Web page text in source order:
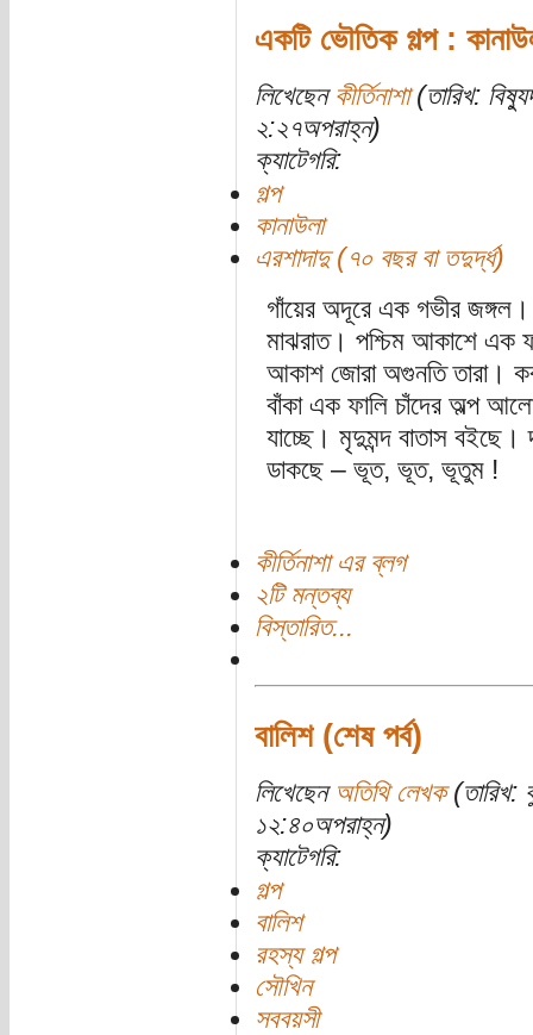
একটি ভৌতিক গল্প :
লিখেছেন কীর্তিনাশা(তারিখ:
২:২৭অপরাহ্ন)
ক্যাটেগরি:
গল্প
কানাউলা
এরশাদাদু (৭০ বছর বা তদুর্দ্ধ)
গাঁয়ের অদূরে এক গভীর
মাঝরাত। পশ্চিম আকাশে এক
আকাশ জোরা অগুনতি তারা।
বাঁকা এক ফালি চাঁদের অল্প
যাচ্ছে। মৃদুমন্দ বাতাস
ডাকছে – ভূত, ভূত, ভূতুম !
কীর্তিনাশা এর ব্লগ
২টি মন্তব্য
বিস্তারিত...
বালিশ (শেষ পর্ব)
লিখেছেন অতিথি লেখক(তারিখ:
১২:৪০অপরাহ্ন)
ক্যাটেগরি:
গল্প
বালিশ
রহস্য গল্প
সৌখিন
সববয়সী